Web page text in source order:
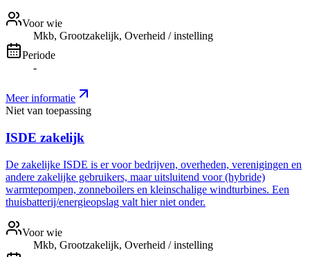
Voor wie
Mkb, Grootzakelijk, Overheid / instelling
Periode
-
Meer informatie
Niet van toepassing
ISDE zakelijk
De zakelijke ISDE is er voor bedrijven, overheden, verenigingen en
andere zakelijke gebruikers, maar uitsluitend voor (hybride)
warmtepompen, zonneboilers en kleinschalige windturbines. Een
thuisbatterij/energieopslag valt hier niet onder.
Voor wie
Mkb, Grootzakelijk, Overheid / instelling